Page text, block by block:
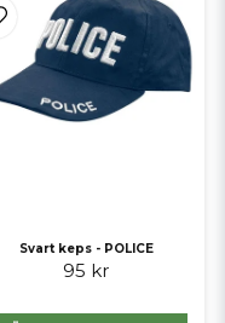
Svart keps - POLICE
95 kr